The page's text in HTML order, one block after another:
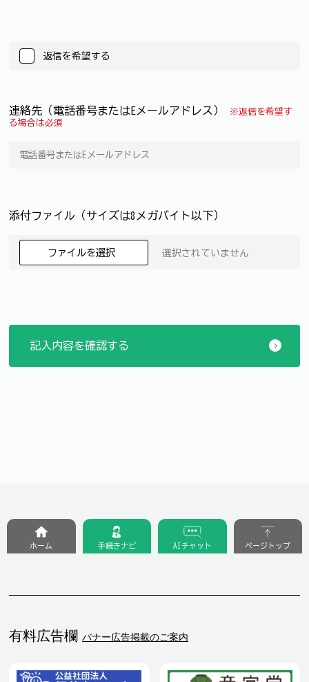
返信を希望する
連絡先（電話番号またはEメールアドレス）
※返信を希望す
る場合は必須
添付ファイル（サイズは8メガバイト以下）
ファイルを選択 選択されていません
有料広告欄 バナー広告掲載のご案内
ホーム 手続きナビ AIチャット ページトップ